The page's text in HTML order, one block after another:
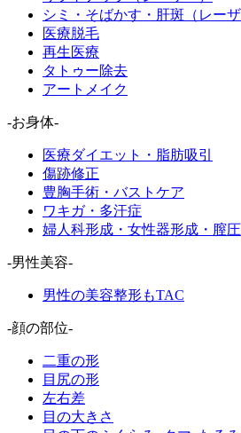
シミ・そばかす・肝斑（レーザ
医療脱毛
再生医療
タトゥー除去
アートメイク
-お身体-
医療ダイエット・脂肪吸引
傷跡修正
豊胸手術・バストケア
ワキガ・多汗症
婦人科形成・女性器形成・膣
-男性美容-
男性の美容整形もTAC
-顔の部位-
二重の形
目尻の形
左右差
目の大きさ